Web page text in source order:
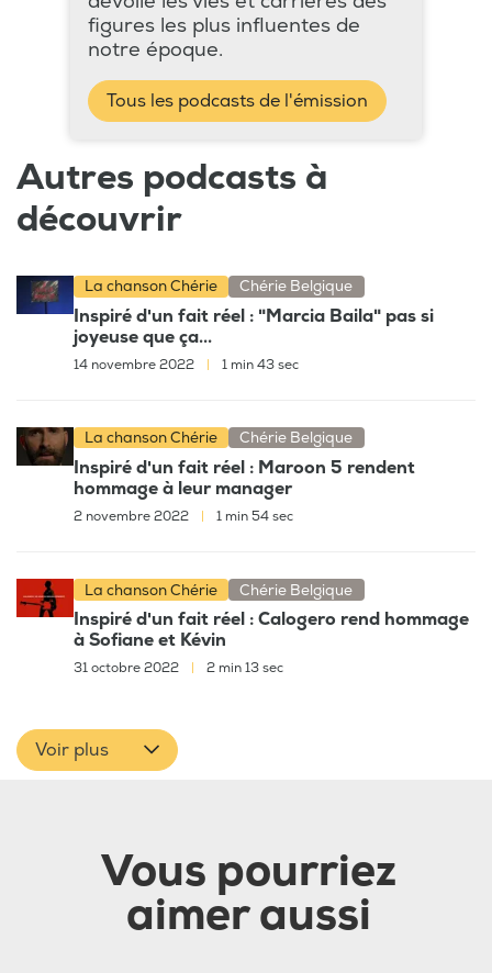
figures les plus influentes de
notre époque.
Tous les podcasts de l'émission
Autres podcasts à
découvrir
La chanson Chérie Chérie Belgique
Inspiré d'un fait réel : "Marcia Baila" pas si
joyeuse que ça...
14 novembre 2022 1 min 43 sec
La chanson Chérie Chérie Belgique
Inspiré d'un fait réel : Maroon 5 rendent
hommage à leur manager
2 novembre 2022 1 min 54 sec
La chanson Chérie Chérie Belgique
Inspiré d'un fait réel : Calogero rend hommage
à Sofiane et Kévin
31 octobre 2022 | 2 min 13 sec
Voir plus
Vous pourriez
aimer aussi